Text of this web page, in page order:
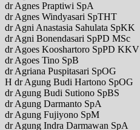
dr Agnes Praptiwi SpA
dr Agnes Windyasari SpTHT
dr Agni Anastasia Sahulata SpKK
dr Agni Bonendasari SpPD MSc
dr Agoes Kooshartoro SpPD KKV
dr Agoes Tino SpB
dr Agriana Puspitasari SpOG
H dr Agung Budi Hartono SpOG
dr Agung Budi Sutiono SpBS
dr Agung Darmanto SpA
dr Agung Fujiyono SpM
dr Agung Indra Darmawan SpA